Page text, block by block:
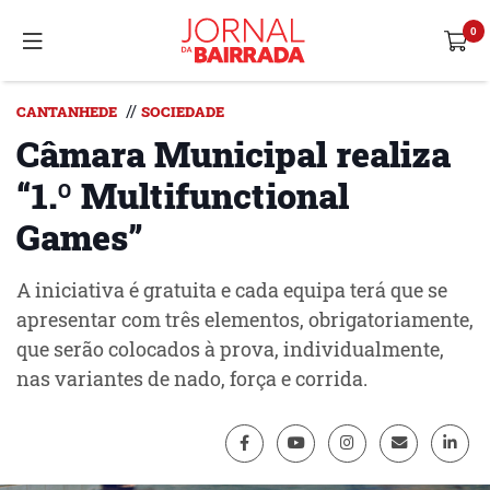
CANTANHEDE // SOCIEDADE
Câmara Municipal realiza
“1.º Multifunctional
Games”
A iniciativa é gratuita e cada equipa terá que se
apresentar com três elementos, obrigatoriamente,
que serão colocados à prova, individualmente,
nas variantes de nado, força e corrida.